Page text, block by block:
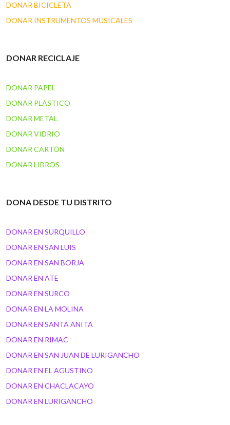
DONAR BICICLETA
DONAR INSTRUMENTOS MUSICALES
DONAR RECICLAJE
DONAR PAPEL
DONAR PLÁSTICO
DONAR METAL
DONAR VIDRIO
DONAR CARTÓN
DONAR LIBROS
DONA DESDE TU DISTRITO
DONAR EN SURQUILLO
DONAR EN SAN LUIS
DONAR EN SAN BORJA
DONAR EN ATE
DONAR EN SURCO
DONAR EN LA MOLINA
DONAR EN SANTA ANITA
DONAR EN RIMAC
DONAR EN SAN JUAN DE LURIGANCHO
DONAR EN EL AGUSTINO
DONAR EN CHACLACAYO
DONAR EN LURIGANCHO